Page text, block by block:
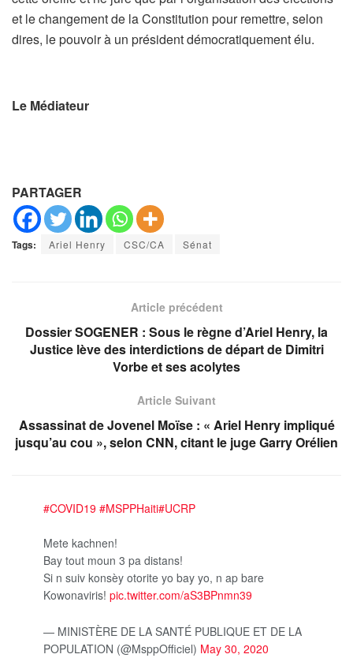
et le changement de la Constitution pour remettre, selon
dires, le pouvoir à un président démocratiquement élu.
Le Médiateur
PARTAGER
Tags: Ariel Henry CSC/CA Sénat
Article précédent
Dossier SOGENER : Sous le règne d’Ariel Henry, la
Justice lève des interdictions de départ de Dimitri
Vorbe et ses acolytes
Article Suivant
Assassinat de Jovenel Moïse : « Ariel Henry impliqué
jusqu’au cou », selon CNN, citant le juge Garry Orélien
#COVID19 #MSPPHaiti#UCRP
Mete kachnen!
Bay tout moun 3 pa distans!
Si n suiv konsèy otorite yo bay yo, n ap bare
Kowonaviris! pic.twitter.com/aS3BPnmn39
— MINISTÈRE DE LA SANTÉ PUBLIQUE ET DE LA
POPULATION (@MsppOfficiel) May 30, 2020